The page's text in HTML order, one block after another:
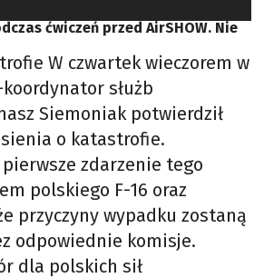
ćwiczeń przed AirSHOW. Nie
W czwartek wieczorem w
służb
Siemoniak potwierdził
o katastrofie.
pierwsze zdarzenie tego
polskiego F-16 oraz
przyczyny wypadku zostaną
odpowiednie komisje.
dla polskich sił